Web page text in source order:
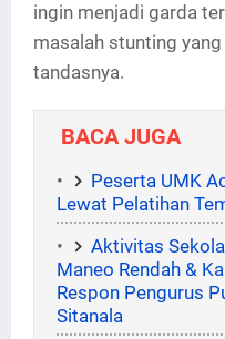
ingin menjadi garda
masalah stunting
tandasnya.
BACA JUGA
Peserta UMK
Lewat Pelatihan
Aktivitas
Maneo Rendah &
Respon Pengurus
Sitanala